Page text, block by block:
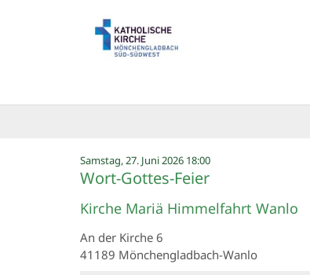
Samstag, 27. Juni 2026 18:00:
Wort-Gottes-Feier
Kirche Mariä Himmelfahrt Wanlo
An der Kirche 6
41189 Mönchengladbach-Wanlo